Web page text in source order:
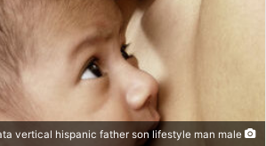
ت
ر
و
ن
ا
vertical hispanic father son lifestyle man male